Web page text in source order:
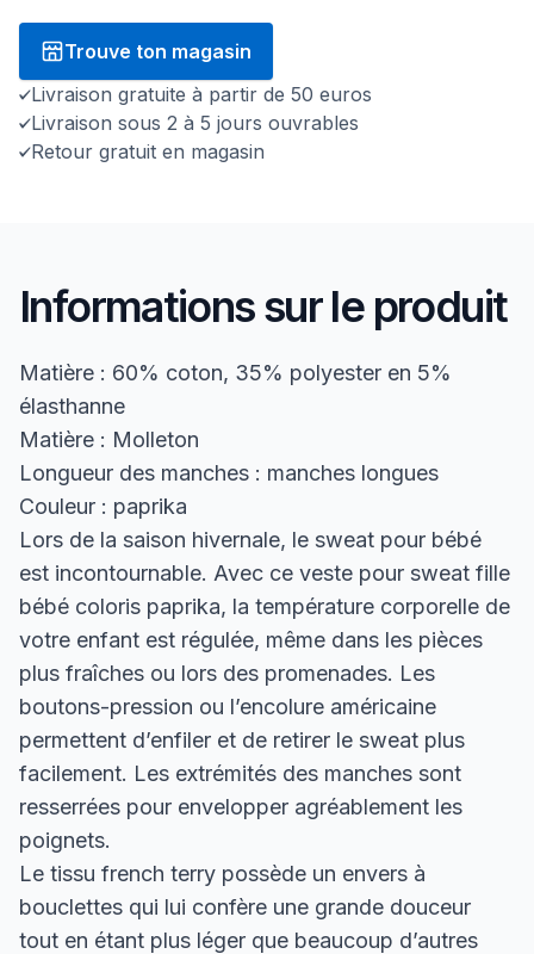
Trouve ton magasin
Livraison gratuite à partir de 50 euros
Livraison sous 2 à 5 jours ouvrables
Retour gratuit en magasin
Informations sur le produit
Matière : 60% coton, 35% polyester en 5%
élasthanne
Matière : Molleton
Longueur des manches : manches longues
Couleur : paprika
Lors de la saison hivernale, le sweat pour bébé
est incontournable. Avec ce veste pour sweat fille
bébé coloris paprika, la température corporelle de
votre enfant est régulée, même dans les pièces
plus fraîches ou lors des promenades. Les
boutons-pression ou l’encolure américaine
permettent d’enfiler et de retirer le sweat plus
facilement. Les extrémités des manches sont
resserrées pour envelopper agréablement les
poignets.
Le tissu french terry possède un envers à
bouclettes qui lui confère une grande douceur
tout en étant plus léger que beaucoup d’autres